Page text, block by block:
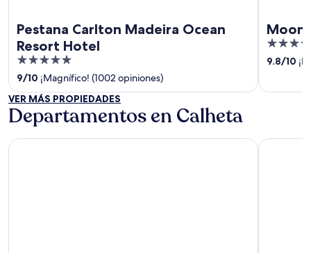
Pestana Carlton Madeira Ocean
Resort Hotel
5
out
of
5
9/10 ¡Magnífico! (1002 opiniones)
Moon
4
out
5
9.8/10
VER MÁS PROPIEDADES
Departamentos en Calheta
Saccharum Resort Calheta